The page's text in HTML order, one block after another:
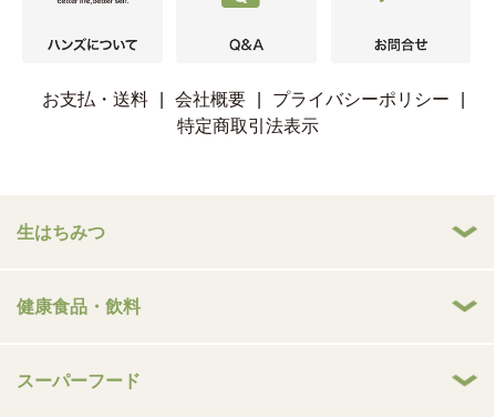
お支払・送料 会社概要 プライバシーポリシー
特定商取引法表示
生はちみつ
健康食品・飲料
スーパーフード